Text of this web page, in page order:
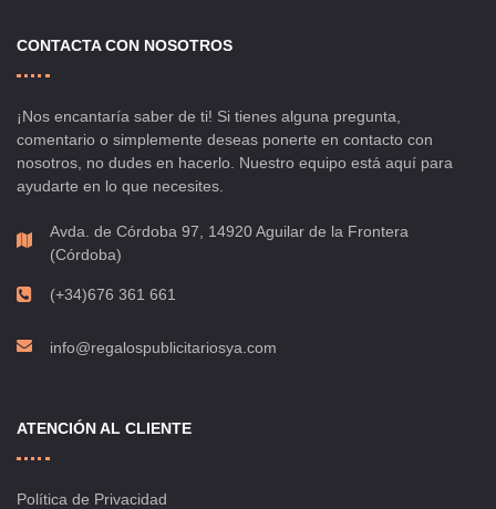
CONTACTA CON NOSOTROS
¡Nos encantaría saber de ti! Si tienes alguna pregunta,
comentario o simplemente deseas ponerte en contacto con
nosotros, no dudes en hacerlo. Nuestro equipo está aquí para
ayudarte en lo que necesites.
Avda. de Córdoba 97, 14920 Aguilar de la Frontera
(Córdoba)
(+34)676 361 661
info@regalospublicitariosya.com
ATENCIÓN AL CLIENTE
Política de Privacidad